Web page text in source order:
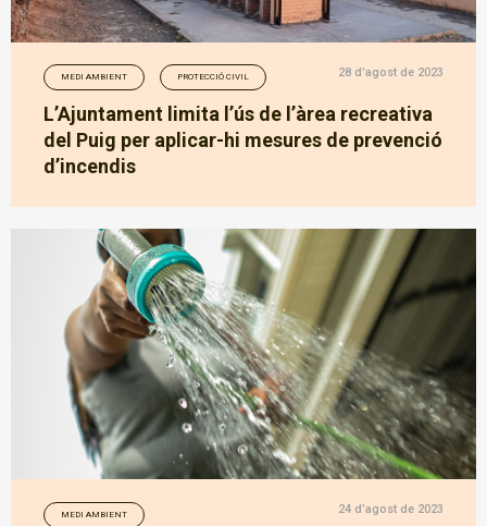
MEDI AMBIENT PROTECCIÓ CIVIL 28 d’agost de 2023
L’Ajuntament limita l’ús de l’àrea recreativa
del Puig per aplicar-hi mesures de prevenció
d’incendis
MEDI AMBIENT 24 d’agost de 2023